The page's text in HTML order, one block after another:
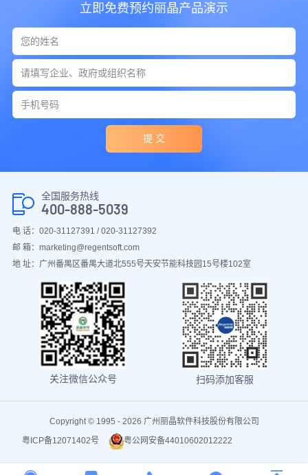
立即免费预约丽晶产品演示
提 交
全国服务热线
400-888-5039
电 话：020-31127391 / 020-31127392
邮 箱：marketing@regentsoft.com
地 址：广州番禺区番禺大道北555号天安节能科技园15号楼102室
关注微信公众号 扫码添加客服
Copyright © 1995 - 2026 广州丽晶软件科技股份有限公司
粤ICP备12071402号
粤公网安备44010602012222